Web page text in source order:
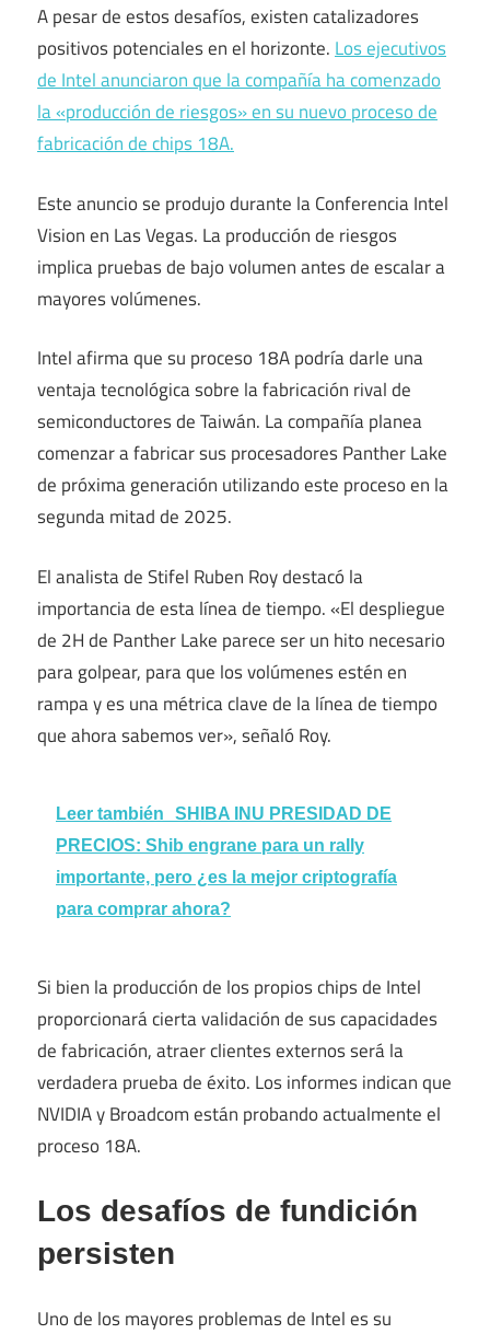
A pesar de estos desafíos, existen catalizadores
positivos potenciales en el horizonte. Los ejecutivos
de Intel anunciaron que la compañía ha comenzado
la «producción de riesgos» en su nuevo proceso de
fabricación de chips 18A.
Este anuncio se produjo durante la Conferencia Intel
Vision en Las Vegas. La producción de riesgos
implica pruebas de bajo volumen antes de escalar a
mayores volúmenes.
Intel afirma que su proceso 18A podría darle una
ventaja tecnológica sobre la fabricación rival de
semiconductores de Taiwán. La compañía planea
comenzar a fabricar sus procesadores Panther Lake
de próxima generación utilizando este proceso en la
segunda mitad de 2025.
El analista de Stifel Ruben Roy destacó la
importancia de esta línea de tiempo. «El despliegue
de 2H de Panther Lake parece ser un hito necesario
para golpear, para que los volúmenes estén en
rampa y es una métrica clave de la línea de tiempo
que ahora sabemos ver», señaló Roy.
Leer también
SHIBA INU PRESIDAD DE
PRECIOS: Shib engrane para un rally
importante, pero ¿es la mejor criptografía
para comprar ahora?
Si bien la producción de los propios chips de Intel
proporcionará cierta validación de sus capacidades
de fabricación, atraer clientes externos será la
verdadera prueba de éxito. Los informes indican que
NVIDIA y Broadcom están probando actualmente el
proceso 18A.
Los desafíos de fundición
persisten
Uno de los mayores problemas de Intel es su